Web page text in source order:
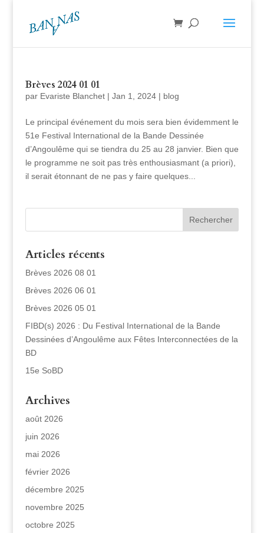
Brèves 2024 01 01
par Evariste Blanchet| Jan 1, 2024| blog
Le principal événement du mois sera bien évidemment le
51e Festival International de la Bande Dessinée
d’Angoulême qui se tiendra du 25 au 28 janvier. Bien que
le programme ne soit pas très enthousiasmant (a priori),
il serait étonnant de ne pas y faire quelques...
Articles récents
Brèves 2026 08 01
Brèves 2026 06 01
Brèves 2026 05 01
FIBD(s) 2026 : Du Festival International de la Bande
Dessinées d’Angoulême aux Fêtes Interconnectées de la
BD
15e SoBD
Archives
août 2026
juin 2026
mai 2026
février 2026
décembre 2025
novembre 2025
octobre 2025